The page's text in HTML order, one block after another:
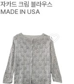
자카드 크림 블라우스
MADE IN USA